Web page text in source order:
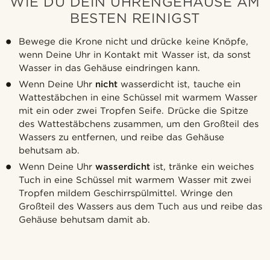
BESTEN REINIGST
Bewege die Krone nicht und drücke keine Knöpfe,
wenn Deine Uhr in Kontakt mit Wasser ist, da sonst
Wasser in das Gehäuse eindringen kann.
Wenn Deine Uhr nicht wasserdicht ist, tauche ein
Wattestäbchen in eine Schüssel mit warmem Wasser
mit ein oder zwei Tropfen Seife. Drücke die Spitze
des Wattestäbchens zusammen, um den Großteil des
Wassers zu entfernen, und reibe das Gehäuse
behutsam ab.
Wenn Deine Uhrwasserdicht ist, tränke ein weiches
Tuch in eine Schüssel mit warmem Wasser mit zwei
Tropfen mildem Geschirrspülmittel. Wringe den
Großteil des Wassers aus dem Tuch aus und reibe das
Gehäuse behutsam damit ab.